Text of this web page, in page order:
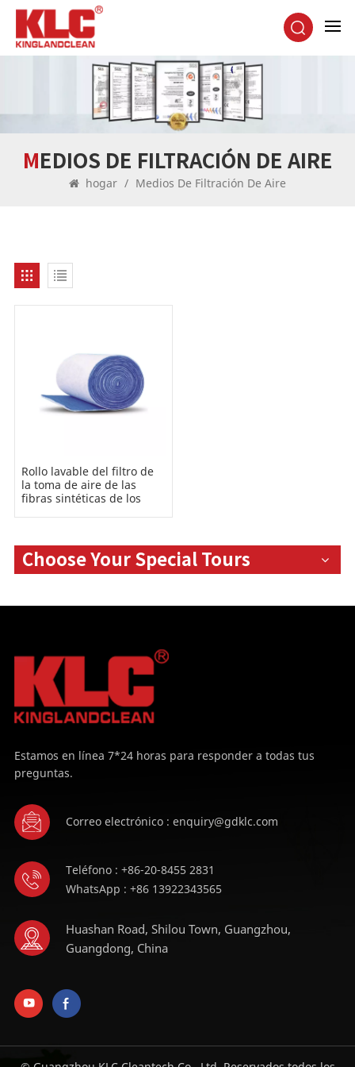
MEDIOS DE FILTRACIÓN DE AIRE
hogar / Medios De Filtración De Aire
Rollo lavable del filtro de
la toma de aire de las
fibras sintéticas de los
Choose Your Special Tours
Estamos en línea 7*24 horas para responder a todas tus
preguntas.
Correo electrónico : enquiry@gdklc.com
Teléfono : +86-20-8455 2831
WhatsApp : +86 13922343565
Huashan Road, Shilou Town, Guangzhou,
Guangdong, China